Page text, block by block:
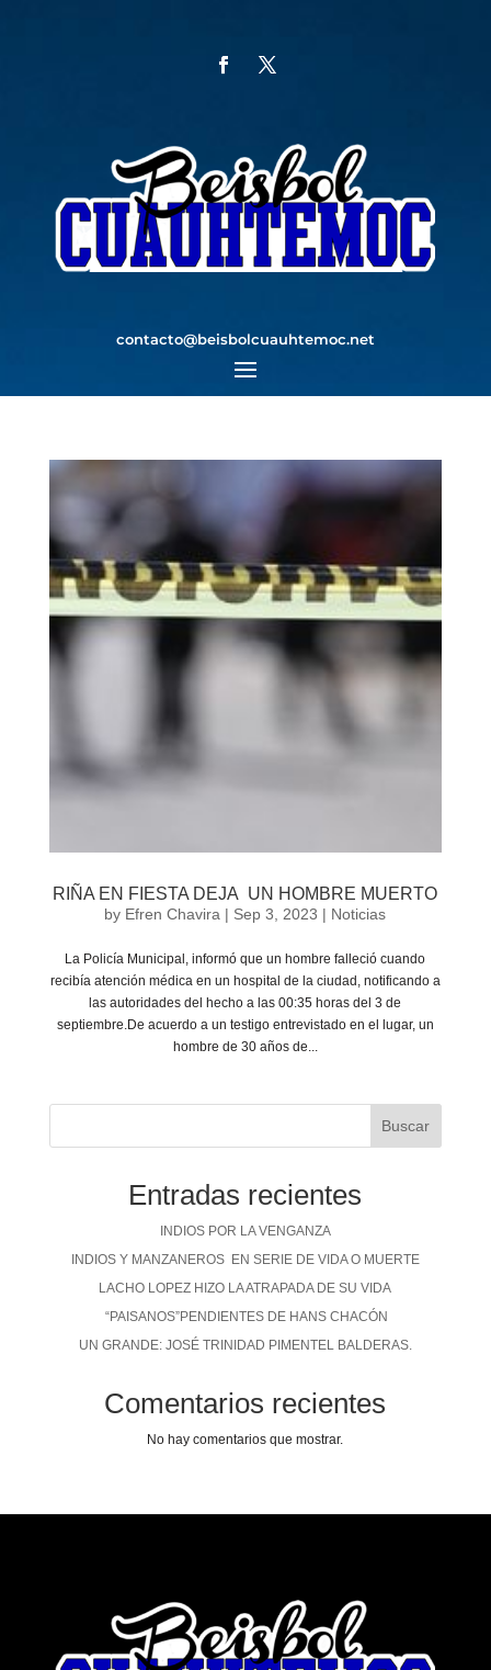
contacto@beisbolcuauhtemoc.net
RIÑA EN FIESTA DEJA UN HOMBRE MUERTO
by Efren Chavira | Sep 3, 2023 | Noticias
La Policía Municipal, informó que un hombre falleció cuando
recibía atención médica en un hospital de la ciudad, notificando a
las autoridades del hecho a las 00:35 horas del 3 de
septiembre.De acuerdo a un testigo entrevistado en el lugar, un
hombre de 30 años de...
Buscar
Entradas recientes
INDIOS POR LA VENGANZA
INDIOS Y MANZANEROS EN SERIE DE VIDA O MUERTE
LACHO LOPEZ HIZO LA ATRAPADA DE SU VIDA
“PAISANOS”PENDIENTES DE HANS CHACÓN
UN GRANDE: JOSÉ TRINIDAD PIMENTEL BALDERAS.
Comentarios recientes
No hay comentarios que mostrar.